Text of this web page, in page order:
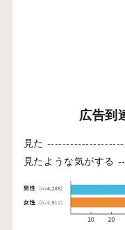
広告到
見た
見たような気がする